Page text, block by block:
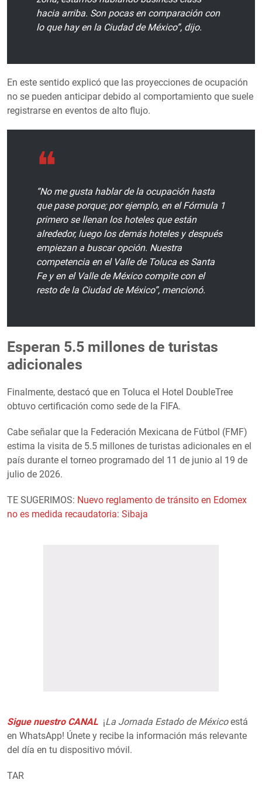
hacia arriba. Son pocas en comparación con
lo que hay en la Ciudad de México”, dijo.
En este sentido explicó que las proyecciones de ocupación
no se pueden anticipar debido al comportamiento que suele
registrarse en eventos de alto flujo.
“No me gusta hablar de la ocupación hasta
que pase porque; por ejemplo, en el Fórmula 1
primero se llenan los hoteles que están
alrededor, luego los demás hoteles y después
empiezan a buscar opción. Nuestra
competencia en el Valle de Toluca es Santa
Fe y en el Valle de México compite con el
resto de la Ciudad de México”, mencionó.
Esperan 5.5 millones de turistas
adicionales
Finalmente, destacó que en Toluca el Hotel DoubleTree
obtuvo certificación como sede de la FIFA.
Cabe señalar que la Federación Mexicana de Fútbol (FMF)
estima la visita de 5.5 millones de turistas adicionales en el
país durante el torneo programado del 11 de junio al 19 de
julio de 2026.
TE SUGERIMOS: Nuevo reglamento de tránsito en Edomex
no es medida recaudatoria: Sibaja
Sigue nuestro CANAL ¡La Jornada Estado de Méxicoestá
en WhatsApp! Únete y recibe la información más relevante
del día en tu dispositivo móvil.
TAR